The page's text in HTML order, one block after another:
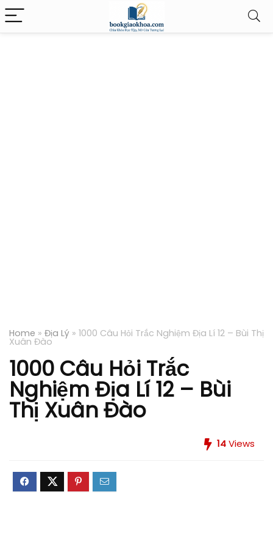
Home » Địa Lý » 1000 Câu Hỏi Trắc Nghiệm Địa Lí 12 – Bùi Thị
Xuân Đào
1000 Câu Hỏi Trắc
Nghiệm Địa Lí 12 – Bùi
Thị Xuân Đào
14Views